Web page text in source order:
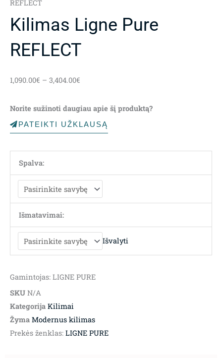
REFLECT
Kilimas Ligne Pure
REFLECT
1,090.00€ – 3,404.00€
through
3,404.00€
Norite sužinoti daugiau apie šį produktą?
PATEIKTI UŽKLAUSĄ
Spalva:
Išmatavimai:
Išvalyti
Gamintojas: LIGNE PURE
SKU N/A
Kategorija Kilimai
Žyma Modernus kilimas
Prekės ženklas: LIGNE PURE